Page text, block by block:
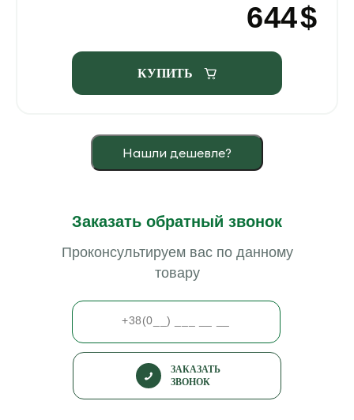
644$
КУПИТЬ
Нашли дешевле?
Заказать обратный звонок
Проконсультируем вас по данному
товару
ЗАКАЗАТЬ
ЗВОНОК